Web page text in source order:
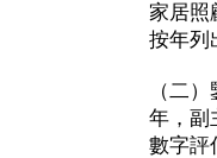
家居照
按年列
（二
年，副
數字評